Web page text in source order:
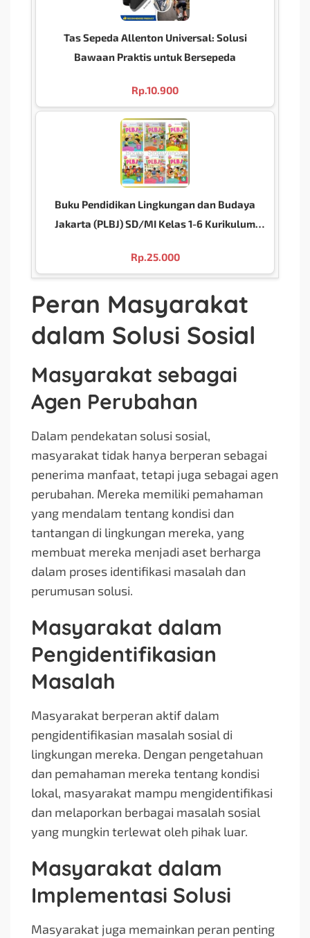
Tas Sepeda Allenton Universal: Solusi
Bawaan Praktis untuk Bersepeda
Rp.10.900
Buku Pendidikan Lingkungan dan Budaya
Jakarta (PLBJ) SD/MI Kelas 1-6 Kurikulum
Rp.25.000
Peran Masyarakat
dalam Solusi Sosial
Masyarakat sebagai
Agen Perubahan
Dalam pendekatan solusi sosial,
masyarakat tidak hanya berperan sebagai
penerima manfaat, tetapi juga sebagai agen
perubahan. Mereka memiliki pemahaman
yang mendalam tentang kondisi dan
tantangan di lingkungan mereka, yang
membuat mereka menjadi aset berharga
dalam proses identifikasi masalah dan
perumusan solusi.
Masyarakat dalam
Pengidentifikasian
Masalah
Masyarakat berperan aktif dalam
pengidentifikasian masalah sosial di
lingkungan mereka. Dengan pengetahuan
dan pemahaman mereka tentang kondisi
lokal, masyarakat mampu mengidentifikasi
dan melaporkan berbagai masalah sosial
yang mungkin terlewat oleh pihak luar.
Masyarakat dalam
Implementasi Solusi
Masyarakat juga memainkan peran penting